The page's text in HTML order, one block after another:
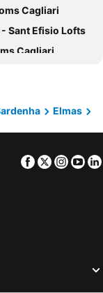
Cagliari
Sant Efisio Lofts
Cagliari
near the Policlinico!
Sardinia
Elmas
Facebook
Twitter